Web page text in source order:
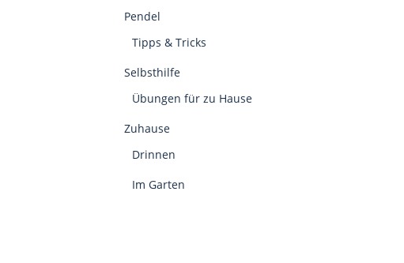
Pendel
Tipps & Tricks
Selbsthilfe
Übungen für zu Hause
Zuhause
Drinnen
Im Garten